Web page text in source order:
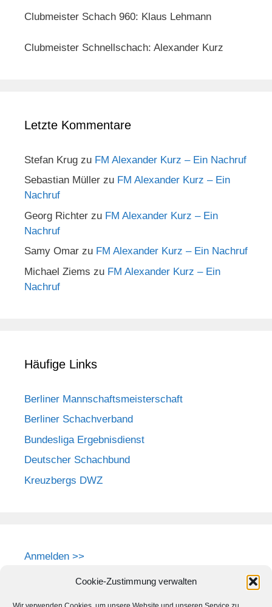
Cookie-Zustimmung verwalten
Clubmeister Schach 960: Klaus Lehmann
Clubmeister Schnellschach: Alexander Kurz
Letzte Kommentare
Stefan Krug zu FM Alexander Kurz – Ein Nachruf
Sebastian Müller zu FM Alexander Kurz – Ein
Nachruf
Georg Richter zu FM Alexander Kurz – Ein
Nachruf
Samy Omar zu FM Alexander Kurz – Ein Nachruf
Michael Ziems zu FM Alexander Kurz – Ein
Nachruf
Häufige Links
Berliner Mannschaftsmeisterschaft
Berliner Schachverband
Bundesliga Ergebnisdienst
Deutscher Schachbund
Kreuzbergs DWZ
Anmelden >>